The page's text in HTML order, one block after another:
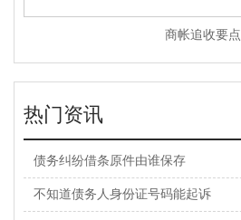
商帐追收要点
热门资讯
债务纠纷借条原件由谁保存
不知道债务人身份证号码能起诉